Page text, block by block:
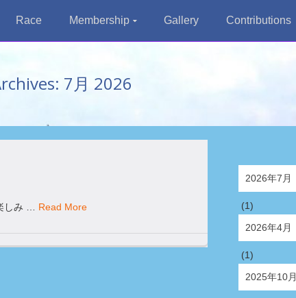
Race Membership Gallery Contributions
7月 2026
しみ … Read More
2026年7月
(1)
2026年4月
(1)
2025年10月